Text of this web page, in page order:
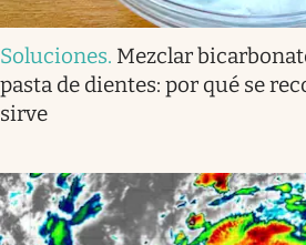
Soluciones. Mezclar
pasta de dientes: por qué se
sirve